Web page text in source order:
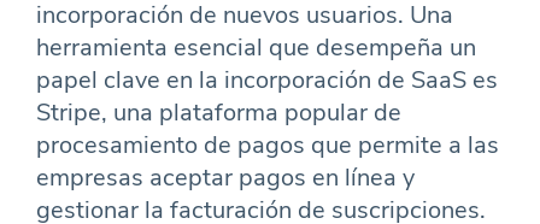
incorporación de nuevos usuarios. Una
herramienta esencial que desempeña un
papel clave en la incorporación de SaaS es
Stripe, una plataforma popular de
procesamiento de pagos que permite a las
empresas aceptar pagos en línea y
gestionar la facturación de suscripciones.